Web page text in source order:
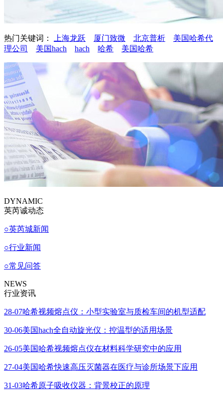
热门关键词： 上海龙跃 厦门致微 北京普析
美国哈希代
理公司
美国hach hach 哈希 美国哈希
DYNAMIC
英芮诚动态
○英芮城新闻
○行业新闻
○常见问答
NEWS
行业资讯
28-07哈希视频熔点仪：小型实验室与质检车间的机型适配
30-06美国hach全自动旋光仪：控温型的适用场景
26-05美国哈希视频熔点仪在材料科学研究中的应用
27-04美国哈希快速高压灭菌器在医疗与诊所场景下应用
31-03哈希原子吸收仪器：背景校正的原理